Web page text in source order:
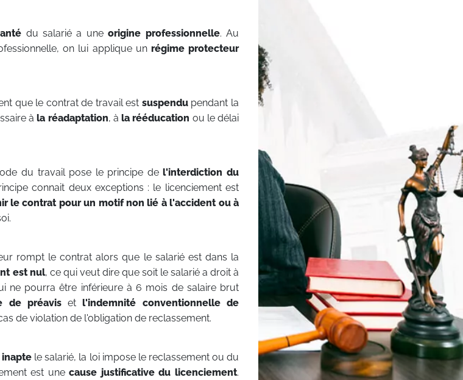
du salarié a uneorigine professionnelle. Au
on lui applique un régime protecteur
que le contrat de travail est suspendupendant la
àla réadaptation, àla rééducation ou le délai
du travail pose le principe del'interdiction du
connait deux exceptions : le licenciement est
le contrat pour un motif non lié à l'accident ou à
rompt le contrat alors que le salarié est dans la
est nul, ce qui veut dire que soit le salarié a droit à
ne pourra être inférieure à 6 mois de salaire brut
de préavisetl'indemnité conventionnelle de
de violation de l'obligation de reclassement.
le salarié, la loi impose le reclassement ou du
est unecause justificative du licenciement.